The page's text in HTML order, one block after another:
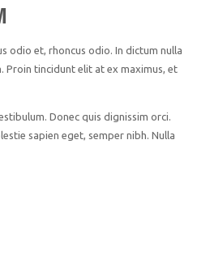
odio et, rhoncus odio. In dictum nulla
Proin tincidunt elit at ex maximus, et
Donec quis dignissim orci.
sapien eget, semper nibh. Nulla